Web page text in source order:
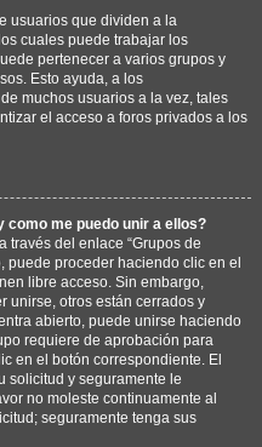
usuarios que dividen a la
cuales puede trabajar los
pertenecer a varios grupos y
Esto ayuda, a los
muchos usuarios a la vez, tales
el acceso a foros privados a los
como me puedo unir a ellos?
través del enlace “Grupos de
puede proceder haciendo clic en el
libre acceso. Sin embargo,
unirse, otros están cerrados y
abierto, puede unirse haciendo
requiere de aprobación para
en el botón correspondiente. El
solicitud y seguramente le
no moleste continuamente al
seguramente tenga sus